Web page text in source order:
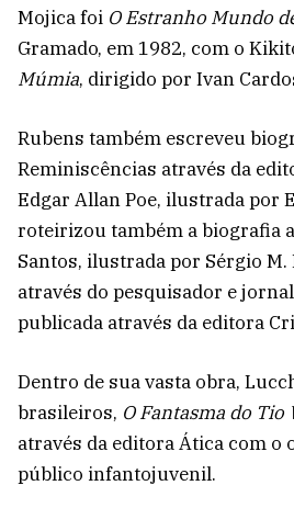
Mojica foi O Estranho Mundo
Gramado, em 1982, com o
Múmia, dirigido por Ivan
Rubens também escreveu
Reminiscências através da
Edgar Allan Poe, ilustrada por
roteirizou também a biografia
Santos, ilustrada por Sérgio
através do pesquisador e
publicada através da editora
Dentro de sua vasta obra,
brasileiros, O Fantasma do Tio
através da editora Ática com
público infantojuvenil.